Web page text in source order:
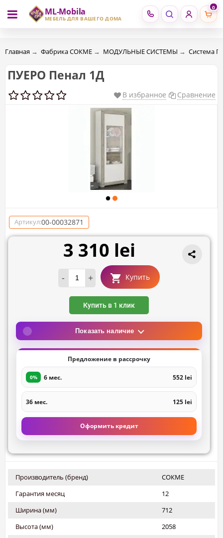
ML-Mobila
МЕБЕЛЬ ДЛЯ ВАШЕГО ДОМА
0
RU RO
Главная → Фабрика СОКМЕ → МОДУЛЬНЫЕ СИСТЕМЫ → Система
ПУЕРО Пенал 1Д
В избранное Сравнение
Артикул:00-00032871
3 310 lei
- + Купить
Купить в 1 клик
Показать наличие
Предложение в рассрочку
0% 6 мес. 552 lei
36 мес. 125 lei
Оформить кредит
Производитель (бренд)
СОКМЕ
Гарантия месяц
12
Ширина (мм)
712
Высота (мм)
2058